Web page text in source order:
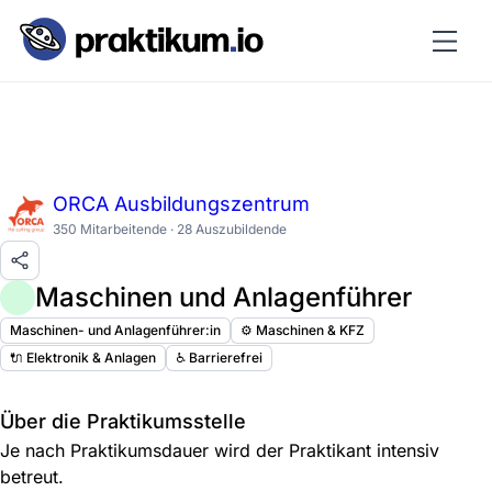
ORCA Ausbildungszentrum
350 Mitarbeitende · 28 Auszubildende
Maschinen und Anlagenführer
Maschinen- und Anlagenführer:in
⚙️ Maschinen & KFZ
🔌 Elektronik & Anlagen
♿️ Barrierefrei
Über die Praktikumsstelle
Je nach Praktikumsdauer wird der Praktikant intensiv
betreut.